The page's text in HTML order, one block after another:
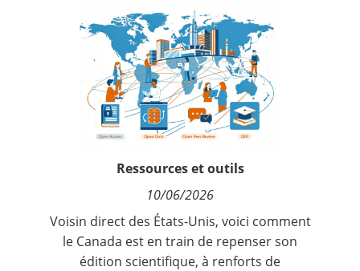
Qui sommes nous ?
Ressources et outils
10/06/2026
Voisin direct des États-Unis, voici comment
le Canada est en train de repenser son
édition scientifique, à renforts de